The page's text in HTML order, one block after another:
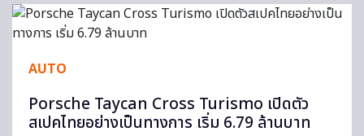
AUTO
Porsche Taycan Cross Turismo เปิดตัว
สเปคไทยอย่างเป็นทางการ เริ่ม 6.79 ล้านบาท